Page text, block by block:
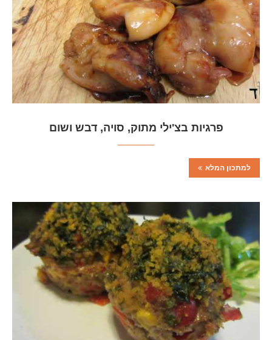
פרגיות בצ'ילי מתוק, סויה, דבש ושום
למתכון המלא